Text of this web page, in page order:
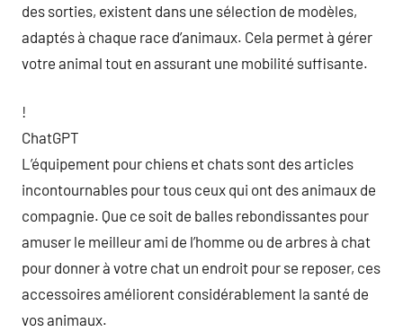
des sorties, existent dans une sélection de modèles,
adaptés à chaque race d’animaux. Cela permet à gérer
votre animal tout en assurant une mobilité suffisante.
!
ChatGPT
L’équipement pour chiens et chats sont des articles
incontournables pour tous ceux qui ont des animaux de
compagnie. Que ce soit de balles rebondissantes pour
amuser le meilleur ami de l’homme ou de arbres à chat
pour donner à votre chat un endroit pour se reposer, ces
accessoires améliorent considérablement la santé de
vos animaux.